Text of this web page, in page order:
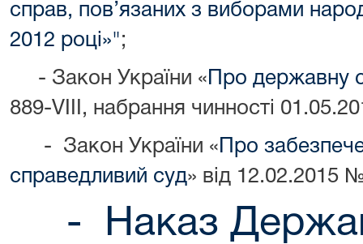
справ, пов’язаних з виборами
2012 році»";
- Закон України « Про державну
889-VIII, набрання чинності
- Закон України « Про
справедливий суд» від 12.02.2015
- Наказ